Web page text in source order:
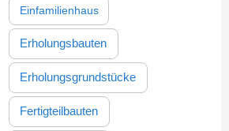
Einfamilienhaus
Erholungsbauten
Erholungsgrundstücke
Fertigteilbauten